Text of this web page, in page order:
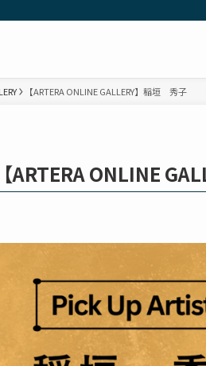
【ARTERA ONLINE GALLERY】稲垣 秀子
【ARTERA ONLINE